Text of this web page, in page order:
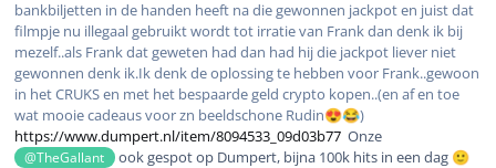
bankbiljetten in de handen heeft na die gewonnen jackpot en juist dat
filmpje nu illegaal gebruikt wordt tot irratie van Frank dan denk ik bij
mezelf..als Frank dat geweten had dan had hij die jackpot liever niet
gewonnen denk ik.Ik denk de oplossing te hebben voor Frank..gewoon
in het CRUKS en met het bespaarde geld crypto kopen..(en af en toe
wat mooie cadeaus voor zn beeldschone Rudin😍😂)
https://www.dumpert.nl/item/8094533_09d03b77 Onze
@TheGallant ook gespot op Dumpert, bijna 100k hits in een dag 🙂